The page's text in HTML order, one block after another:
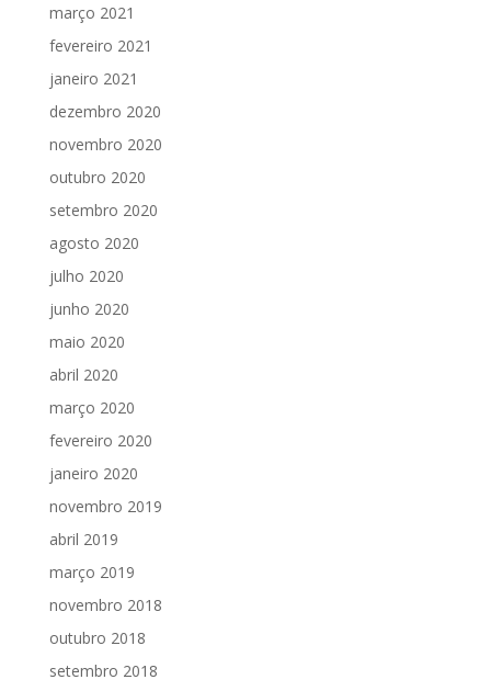
março 2021
fevereiro 2021
janeiro 2021
dezembro 2020
novembro 2020
outubro 2020
setembro 2020
agosto 2020
julho 2020
junho 2020
maio 2020
abril 2020
março 2020
fevereiro 2020
janeiro 2020
novembro 2019
abril 2019
março 2019
novembro 2018
outubro 2018
setembro 2018